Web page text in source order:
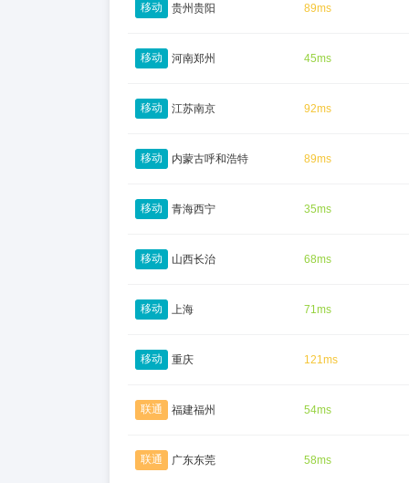
移动 贵州贵阳 89ms
移动 河南郑州 45ms
移动 江苏南京 92ms
移动 内蒙古呼和浩特 89ms
移动 青海西宁 35ms
移动 山西长治 68ms
移动 上海 71ms
移动 重庆 121ms
联通 福建福州 54ms
联通 广东东莞 58ms